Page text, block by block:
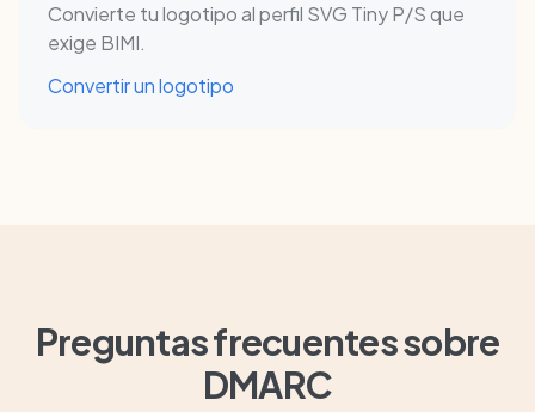
Convierte tu logotipo al perfil SVG Tiny P/S que
exige BIMI.
Convertir un logotipo
Preguntas frecuentes sobre
DMARC